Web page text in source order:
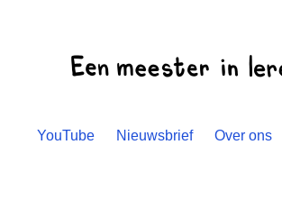
YouTube Nieuwsbrief Over ons